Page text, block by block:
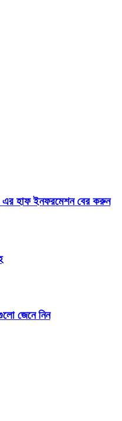
এর হাফ ইনফরমেশন বের করুন
জেনে নিন